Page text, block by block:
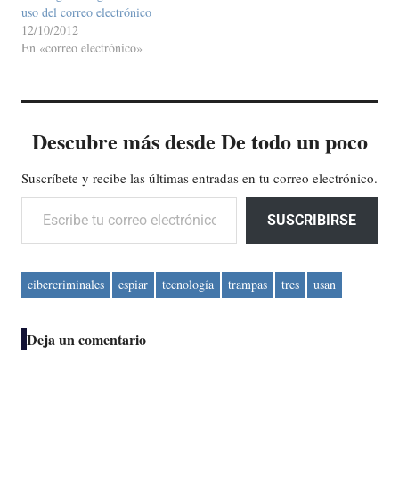
uso del correo electrónico
12/10/2012
En «correo electrónico»
Descubre más desde De todo un poco
Suscríbete y recibe las últimas entradas en tu correo electrónico.
Escribe tu correo electrónico…
SUSCRIBIRSE
cibercriminales espiar tecnología trampas tres usan
Deja un comentario